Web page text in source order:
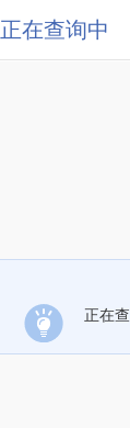
正在查询中
正在